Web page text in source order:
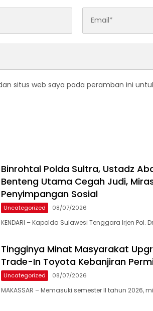
situs web saya pada peramban ini
Binrohtal Polda Sultra, Ustadz
Benteng Utama Cegah Judi,
Penyimpangan Sosial
Uncategorized 08/07/2026
KENDARI – Kapolda Sulawesi Tenggara Irjen Pol.
Tingginya Minat Masyarakat
Trade-In Toyota Kebanjiran
Uncategorized 08/07/2026
MAKASSAR – Memasuki semester II tahun 2026,